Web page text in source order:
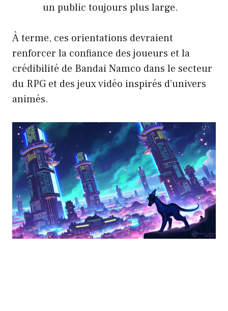
un public toujours plus large.
À terme, ces orientations devraient
renforcer la confiance des joueurs et la
crédibilité de Bandai Namco dans le secteur
du RPG et des jeux vidéo inspirés d’univers
animés.